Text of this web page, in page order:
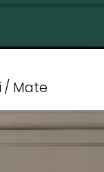
/ Mate